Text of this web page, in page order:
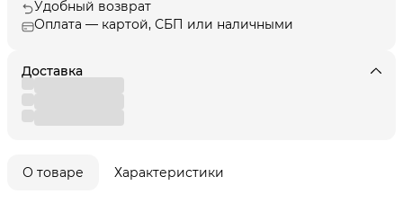
Удобный возврат
Оплата — картой, СБП или наличными
Доставка
О товаре Характеристики